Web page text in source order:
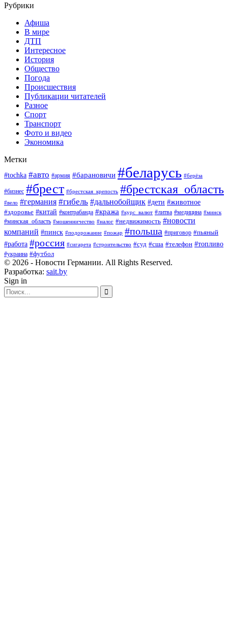
Рубрики
Афиша
В мире
ДТП
Интересное
История
Общество
Погода
Происшествия
Публикации читателей
Разное
Спорт
Транспорт
Фото и видео
Экономика
Метки
#tochka #авто #армия #барановичи #беларусь #берёза
#бизнес #брест #брестская_крепость #брестская_область
#вело #германия #гибель #дальнобойщик #дети #животное
#здоровье #китай #контрабанда #кража #курс_валют #литва #медицина #минск
#минская_область #мошенничество #налог #недвижимость #новости
компаний #пинск #подорожание #пожар #польша #приговор #пьяный
#работа #россия #сигарета #строительство #суд #сша #телефон #топливо
#украина #футбол
© 2026 - Новости Германии. All Rights Reserved.
Разработка: sait.by
Sign in